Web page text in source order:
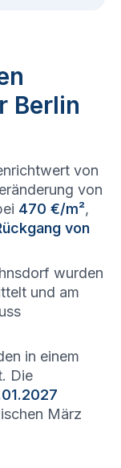
Berlin
von
von
470 €/m²,
von
wurden
und am
in einem
Die
März